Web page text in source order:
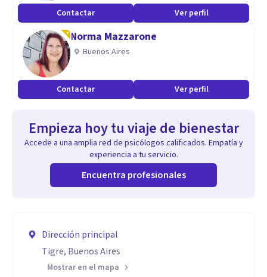
Contactar Ver perfil
Norma Mazzarone
Buenos Aires
Contactar Ver perfil
Empieza hoy tu viaje de bienestar
Accede a una amplia red de psicólogos calificados. Empatía y
experiencia a tu servicio.
Encuentra profesionales
Dirección principal
Tigre, Buenos Aires
Mostrar en el mapa